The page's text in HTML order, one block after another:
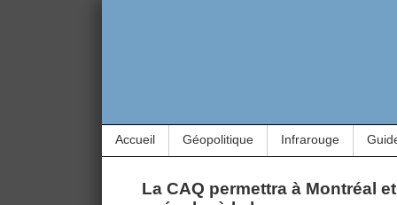
Accueil Géopolitique Infrarouge
La CAQ permettra à Montréal